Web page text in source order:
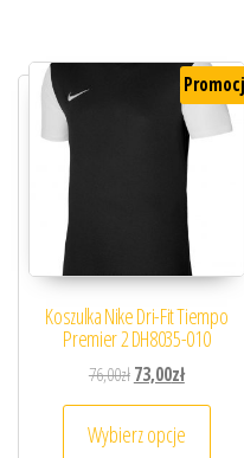
Koszulka Nike Dri-Fit Tiempo
Premier 2 DH8035-010
76,00złPierwotna cena
73,00złAktualna
Wybierz opcje
Ten